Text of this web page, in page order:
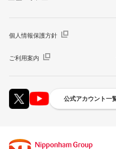
個人情報保護方針
ご利用案内
公式アカウント一